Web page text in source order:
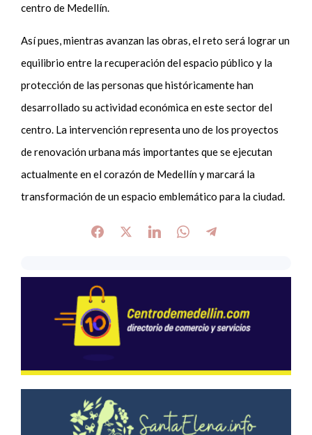
centro de Medellín.
Así pues, mientras avanzan las obras, el reto será lograr un
equilibrio entre la recuperación del espacio público y la
protección de las personas que históricamente han
desarrollado su actividad económica en este sector del
centro. La intervención representa uno de los proyectos
de renovación urbana más importantes que se ejecutan
actualmente en el corazón de Medellín y marcará la
transformación de un espacio emblemático para la ciudad.